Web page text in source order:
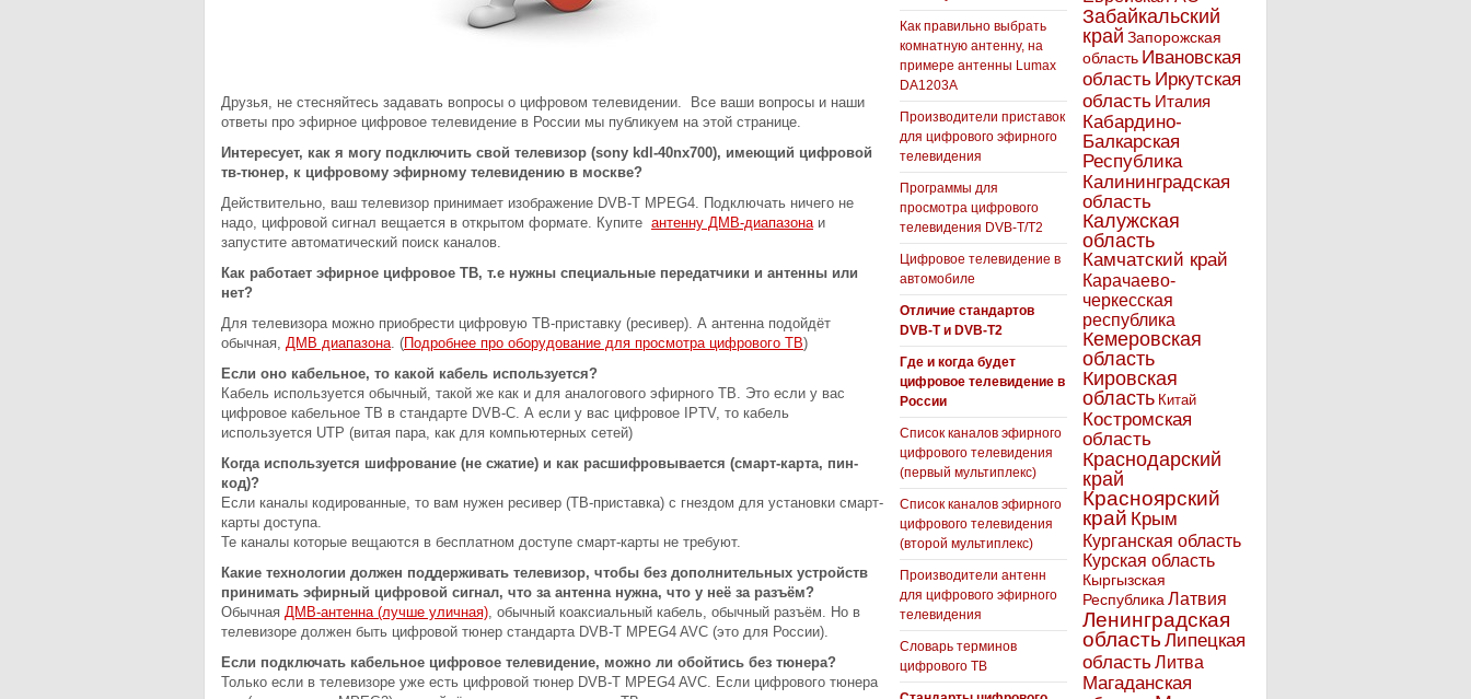
Друзья, не стесняйтесь задавать вопросы о цифровом телевидении. Все ваши вопросы и наши
ответы про эфирное цифровое телевидение в России мы публикуем на этой странице.
Интересует, как я могу подключить свой телевизор (sony kdl-40nx700), имеющий цифровой
тв-тюнер, к цифровому эфирному телевидению в москве?
Действительно, ваш телевизор принимает изображение DVB-T MPEG4. Подключать ничего не
надо, цифровой сигнал вещается в открытом формате. Купите антенну ДМВ-диапазонаи
запустите автоматический поиск каналов.
Как работает эфирное цифровое ТВ, т.е нужны специальные передатчики и антенны или
нет?
Для телевизора можно приобрести цифровую ТВ-приставку (ресивер). А антенна подойдёт
обычная, ДМВ диапазона. (Подробнее про оборудование для просмотра цифрового ТВ)
Если оно кабельное, то какой кабель используется?
Кабель используется обычный, такой же как и для аналогового эфирного ТВ. Это если у вас
цифровое кабельное ТВ в стандарте DVB-C. А если у вас цифровое IPTV, то кабель
используется UTP (витая пара, как для компьютерных сетей)
Когда используется шифрование (не сжатие) и как расшифровывается (смарт-карта, пин-
код)?
Если каналы кодированные, то вам нужен ресивер (ТВ-приставка) с гнездом для установки смарт-
карты доступа.
Те каналы которые вещаются в бесплатном доступе смарт-карты не требуют.
Какие технологии должен поддерживать телевизор, чтобы без дополнительных устройств
принимать эфирный цифровой сигнал, что за антенна нужна, что у неё за разъём?
Обычная ДМВ-антенна (лучше уличная), обычный коаксиальный кабель, обычный разъём. Но в
телевизоре должен быть цифровой тюнер стандарта DVB-T MPEG4 AVC (это для России).
Если подключать кабельное цифровое телевидение, можно ли обойтись без тюнера?
Только если в телевизоре уже есть цифровой тюнер DVB-T MPEG4 AVC. Если цифрового тюнера
Как правильно выбрать
комнатную антенну, на
примере антенны Lumax
DA1203А
Производители приставок
для цифрового эфирного
телевидения
Программы для
просмотра цифрового
телевидения DVB-T/T2
Цифровое телевидение в
автомобиле
Отличие стандартов
DVB-T и DVB-T2
Где и когда будет
цифровое телевидение в
России
Список каналов эфирного
цифрового телевидения
(первый мультиплекс)
Список каналов эфирного
цифрового телевидения
(второй мультиплекс)
Производители антенн
для цифрового эфирного
телевидения
Словарь терминов
цифрового ТВ
Забайкальский
край Запорожская
область Ивановская
область Иркутская
область Италия
Кабардино-
Балкарская
Республика
Калининградская
область
Калужская
область
Камчатский край
Карачаево-
черкесская
республика
Кемеровская
область
Кировская
область Китай
Костромская
область
Краснодарский
край
Красноярский
край Крым
Курганская область
Курская область
Кыргызская
Республика Латвия
Ленинградская
область Липецкая
областьЛитва
Магаданская